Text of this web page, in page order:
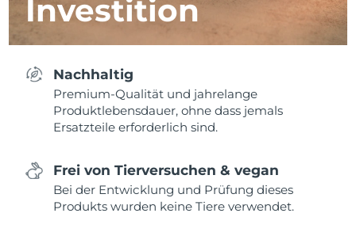
Investition
Nachhaltig
Premium-Qualität und jahrelange
Produktlebensdauer, ohne dass jemals
Ersatzteile erforderlich sind.
Frei von Tierversuchen & vegan
Bei der Entwicklung und Prüfung dieses
Produkts wurden keine Tiere verwendet.